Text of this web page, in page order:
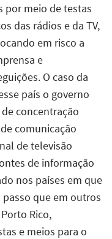
por meio de testas
das rádios e da TV,
em risco a
e
O caso da
país o governo
concentração
comunicação
de televisão
de informação
nos países em que
que em outros
Rico,
e meios para o